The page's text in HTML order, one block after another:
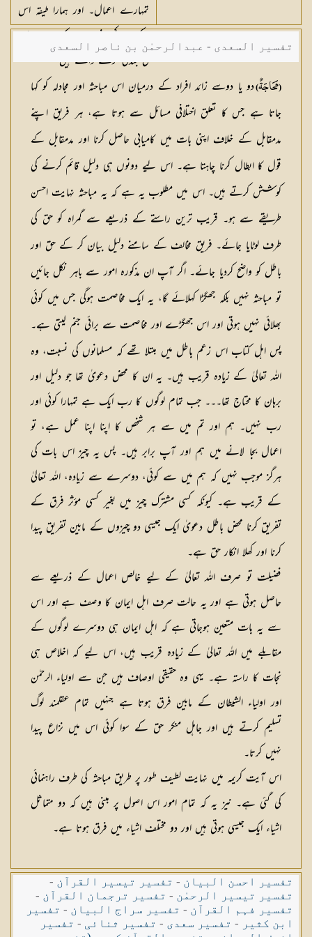
تمہارے اعمال۔ اور ہمارا طیقہ اس
کے سوا کچھ نہیں ہے کہ صرف اسی
کی بندگی کرنے والے ہیں
تفسیر السعدی - عبدالرحمٰن بن ناصر السعدی
(مَحَاجَۃٌ)دو یا دوسے زائد افراد کے درمیان اس مباحثہ اور مجادلہ کو کہا
جاتا ہے جس کا تعلق اختلافی مسائل سے ہوتا ہے، ہر فریق اپنے
مدمقابل کے خلاف اپنی بات میں کامیابی حاصل کرنا اور مدمقابل کے
قول کا ابطال کرنا چاہتا ہے۔ اس لیے دونوں ہی دلیل قائم کرنے کی
کوشش کرتے ہیں۔ اس میں مطلوب یہ ہے کہ یہ مباحثہ نہایت احسن
طریقے سے ہو۔ قریب ترین راستے کے ذریعے سے گمراہ کو حق کی
طرف لوٹایا جائے۔ فریق مخالف کے سامنے دلیل بیان کر کے حق اور
باطل کو واضح کردیا جائے۔ اگر آپ ان مذکورہ امور سے باہر نکل جائیں
تو مباحثہ نہیں بلکہ جھگڑا کہلائے گا، یہ ایک مخاصمت ہوگی جس میں کوئی
بھلائی نہیں ہوتی اور اس جھگڑے اور مخاصمت سے برائی جنم لیتی ہے۔
پس اہل کتاب اس زعم باطل میں مبتلا تھے کہ مسلمانوں کی نسبت، وہ
اللہ تعالیٰ کے زیادہ قریب ہیں۔ یہ ان کا محض دعویٰ تھا جو دلیل اور
برہان کا محتاج تھا۔۔۔ جب تمام لوگوں کا رب ایک ہے تمہارا کوئی اور
رب نہیں۔ ہم اور تم میں سے ہر شخص کا اپنا اپنا عمل ہے، تو
اعمال بجا لانے میں ہم اور آپ برابر ہیں۔ پس یہ چیز اس بات کی
ہرگز موجب نہیں کہ ہم میں سے کوئی، دوسرے سے زیادہ، اللہ تعالیٰ
کے قریب ہے۔ کیونکہ کسی مشترک چیز میں بغیر کسی مؤثر فرق کے
تفریق کرنا محض باطل دعویٰ ایک جیسی دو چیزوں کے مابین تفریق پیدا
کرنا اور کھلا انکار حق ہے۔
فضیلت تو صرف اللہ تعالیٰ کے لیے خالص اعمال کے ذریعے سے
حاصل ہوتی ہے اور یہ حالت صرف اہل ایمان کا وصف ہے اور اس
سے یہ بات متعین ہوجاتی ہے کہ اہل ایمان ہی دوسرے لوگوں کے
مقابلے میں اللہ تعالیٰ کے زیادہ قریب ہیں، اس لیے کہ اخلاص ہی
نجات کا راستہ ہے۔ یہی وہ حقیقی اوصاف ہیں جن سے اولیاء الرحمٰن
اور اولیاء الشیطان کے مابین فرق ہوتا ہے جنہیں تمام عقلمند لوگ
تسلیم کرتے ہیں اور جاہل منکر حق کے سوا کوئی اس میں نزاع پیدا
نہیں کرتا۔
اس آیت کریمہ میں نہایت لطیف طور پر طریق مباحثہ کی طرف راہنمائی
کی گئی ہے۔ نیز یہ کہ تمام امور اس اصول پر مبنی ہیں کہ دو متماثل
اشیاء ایک جیسی ہوتی ہیں اور دو مختلف اشیاء میں فرق ہوتا ہے۔
تفسیر احسن البیان - تفسیر تیسیر القرآن -
تفسیر تیسیر الرحمٰن - تفسیر ترجمان القرآن -
تفسیر فہم القرآن - تفسیر سراج البیان - تفسیر
ابن کثیر - تفسیر سعدی - تفسیر ثنائی - تفسیر